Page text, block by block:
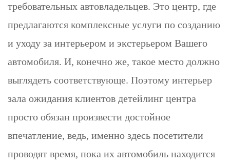
требовательных автовладельцев. Это центр, где
предлагаются комплексные услуги по созданию
и уходу за интерьером и экстерьером Вашего
автомобиля. И, конечно же, такое место должно
выглядеть соответствующе. Поэтому интерьер
зала ожидания клиентов детейлинг центра
просто обязан произвести достойное
впечатление, ведь, именно здесь посетители
проводят время, пока их автомобиль находится